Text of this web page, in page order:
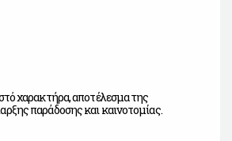
χαρακτήρα, αποτέλεσμα της
παράδοσης και καινοτομίας.